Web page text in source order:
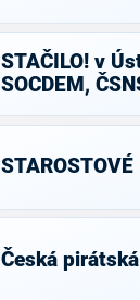
STAČILO! v
SOCDEM,
Česká